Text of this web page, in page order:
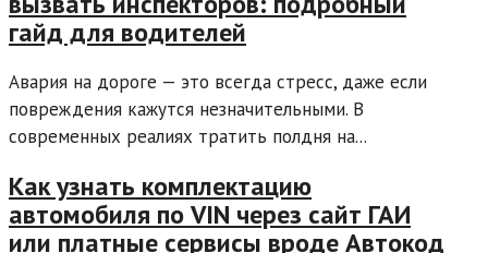
гайд для водителей
Авария на дороге — это всегда стресс, даже если
повреждения кажутся незначительными. В
современных реалиях тратить полдня на...
Как узнать комплектацию
автомобиля по VIN через сайт ГАИ
или платные сервисы вроде Автокод